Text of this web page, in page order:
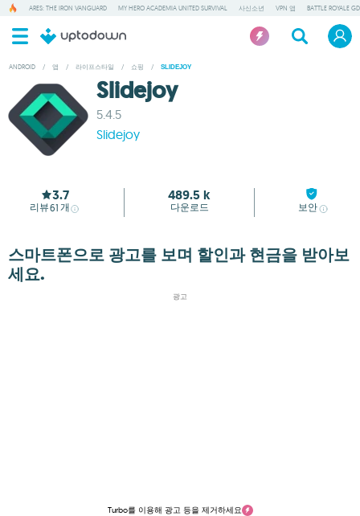
ARES: THE IRON VANGUARD MY HERO ACADEMIA UNITED SURVIVAL 사신소년 VPN 앱 BATTLE ROYALE GD
ANDROID / 앱 / 라이프스타일 / 쇼핑 / SLIDEJOY
Slidejoy
5.4.5
Slidejoy
3.7
리뷰61 개
489.5 k
다운로드 보안
스마트폰으로 광고를 보며 할인과 현금을 받아보
세요.
광고
Turbo를 이용해 광고 등을 제거하세요